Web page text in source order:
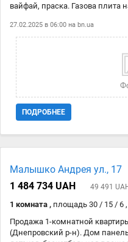
вайфай, праска. Газова плита
сторона, газ (альтернатива
окремий тамбур на 6 квартир.
пошта та всі необхідне для
Супермаркети: АТБ, Фора,
Юність Ринок на Лісовій
розвязка громадський
доларів + оформлення
27.02.2025 в 06:00 на bn.ua
ПОДРОБНЕЕ
Малышко Андрея ул., 17
1 484 734 UAH
49 491
1 комната , площадь 30 / 15 / 6 ,
Продажа 1-комнатной
(Днепровский р-н). Дом